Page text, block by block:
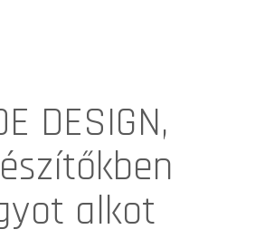
DESIGN,
alkot